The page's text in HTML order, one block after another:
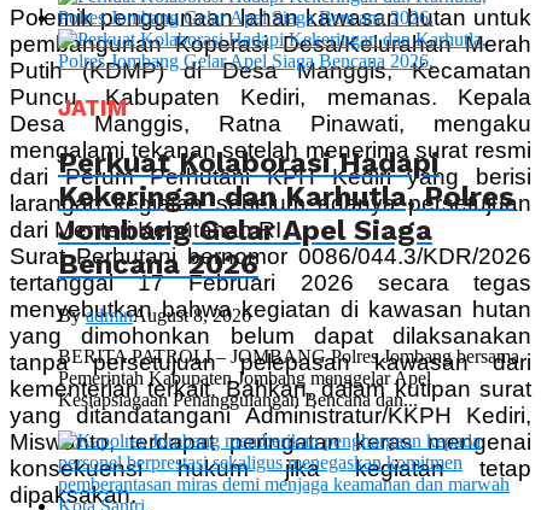
Polemik penggunaan lahan kawasan hutan untuk
pembangunan Koperasi Desa/Kelurahan Merah
Putih (KDMP) di Desa Manggis, Kecamatan
Puncu, Kabupaten Kediri, memanas. Kepala
Desa Manggis, Ratna Pinawati, mengaku
mengalami tekanan setelah menerima surat resmi
dari Perum Perhutani KPH Kediri yang berisi
larangan kegiatan sebelum adanya persetujuan
dari Menteri Kehutanan RI.
Surat Perhutani bernomor 0086/044.3/KDR/2026
tertanggal 17 Februari 2026 secara tegas
menyebutkan bahwa kegiatan di kawasan hutan
yang dimohonkan belum dapat dilaksanakan
tanpa persetujuan pelepasan kawasan dari
kementerian terkait. Bahkan, dalam kutipan surat
yang ditandatangani Administratur/KKPH Kediri,
Miswanto, terdapat peringatan keras mengenai
konsekuensi hukum jika kegiatan tetap
dipaksakan.
JATIM
Perkuat Kolaborasi Hadapi
Kekeringan dan Karhutla, Polres
Jombang Gelar Apel Siaga
Bencana 2026
ByadminAugust 8, 2026
BERITA PATROLI – JOMBANG Polres Jombang bersama
Pemerintah Kabupaten Jombang menggelar Apel
Kesiapsiagaan Penanggulangan Bencana dan...